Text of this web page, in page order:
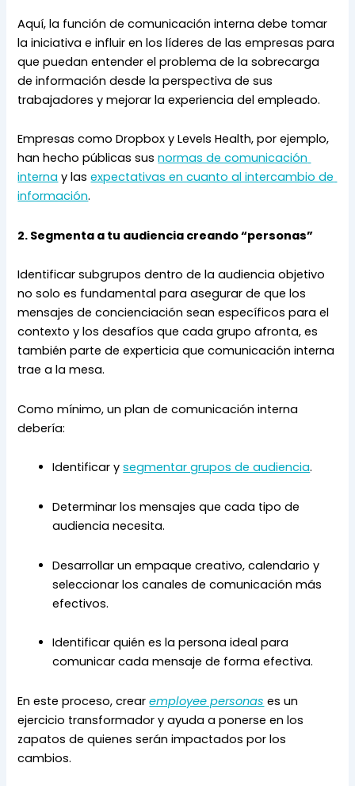
Aquí, la función de comunicación interna debe tomar
la iniciativa e influir en los líderes de las empresas para
que puedan entender el problema de la sobrecarga
de información desde la perspectiva de sus
trabajadores y mejorar la experiencia del empleado.
Empresas como Dropbox y Levels Health, por ejemplo,
han hecho públicas sus normas de comunicación
interna y las expectativas en cuanto al intercambio de
información.
2. Segmenta a tu audiencia creando “personas”
Identificar subgrupos dentro de la audiencia objetivo
no solo es fundamental para asegurar de que los
mensajes de concienciación sean específicos para el
contexto y los desafíos que cada grupo afronta, es
también parte de experticia que comunicación interna
trae a la mesa.
Como mínimo, un plan de comunicación interna
debería:
Identificar y segmentar grupos de audiencia.
Determinar los mensajes que cada tipo de
audiencia necesita.
Desarrollar un empaque creativo, calendario y
seleccionar los canales de comunicación más
efectivos.
Identificar quién es la persona ideal para
comunicar cada mensaje de forma efectiva.
En este proceso, crear employee personas es un
ejercicio transformador y ayuda a ponerse en los
zapatos de quienes serán impactados por los
cambios.